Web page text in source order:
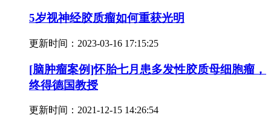
5岁视神经胶质瘤如何重获光明
更新时间： 2023-03-16 17:15:25
[脑肿瘤案例]怀胎七月患多发性胶质母细胞瘤，
终得德国教授
更新时间： 2021-12-15 14:26:54